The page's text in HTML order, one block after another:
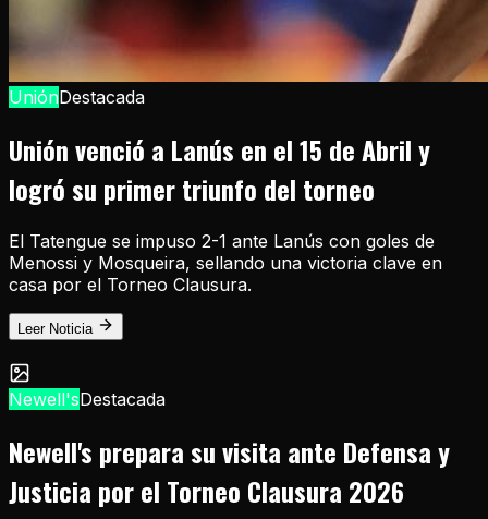
UniónDestacada
Unión venció a Lanús en el 15 de Abril y
logró su primer triunfo del torneo
El Tatengue se impuso 2-1 ante Lanús con goles de
Menossi y Mosqueira, sellando una victoria clave en
casa por el Torneo Clausura.
Leer Noticia
Newell'sDestacada
Newell's prepara su visita ante Defensa y
Justicia por el Torneo Clausura 2026